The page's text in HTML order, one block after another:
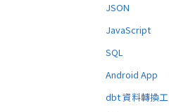
JSON
JavaScript
SQL
Android App
dbt 資料轉換工